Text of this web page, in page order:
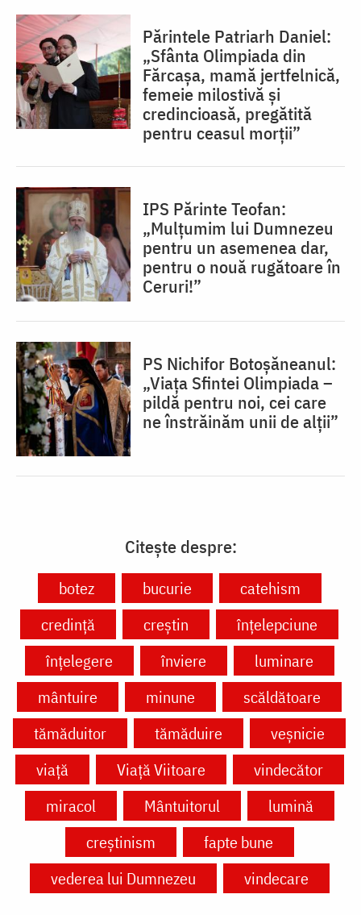
Părintele Patriarh Daniel:
„Sfânta Olimpiada din
Fărcașa, mamă jertfelnică,
femeie milostivă și
credincioasă, pregătită
pentru ceasul morții”
IPS Părinte Teofan:
„Mulțumim lui Dumnezeu
pentru un asemenea dar,
pentru o nouă rugătoare în
Ceruri!”
PS Nichifor Botoșăneanul:
„Viața Sfintei Olimpiada –
pildă pentru noi, cei care
ne înstrăinăm unii de alții”
Citește despre:
botez bucurie
catehism
credință
creștin
înțelepciune
înțelegere
înviere
luminare
mântuire
minune
scăldătoare
tămăduitor
tămăduire
veșnicie
viață
Viață Viitoare
vindecător
miracol
Mântuitorul
lumină
creștinism
fapte bune
vederea lui Dumnezeu
vindecare